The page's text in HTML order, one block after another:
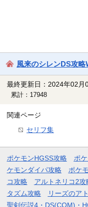
風来のシレンDS攻
最終更新日：2024年02月
累計：17948
関連ページ
セリフ集
ポケモンHGSS攻略 ポ
ケモンダイパ攻略
ポケ
コ攻略
アルトネリコ2攻
タズム攻略
リーズのア
聖剣伝説4・DS(COM)・